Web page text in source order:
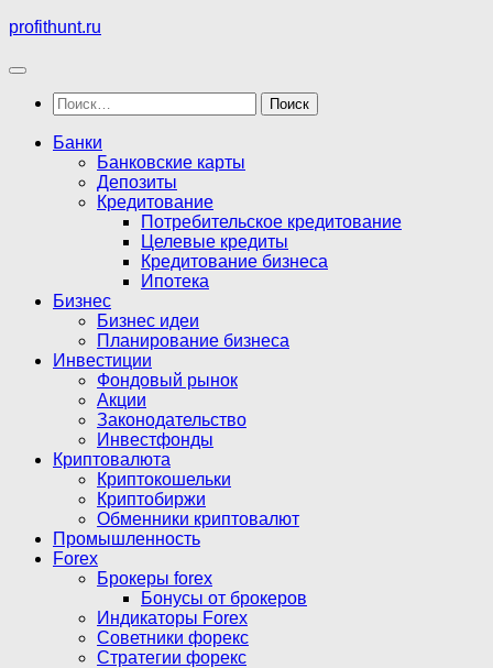
Перейти
содержимому
profithunt.ru
Найти:
Банки
Банковские карты
Депозиты
Кредитование
Потребительское кредитование
Целевые кредиты
Кредитование бизнеса
Ипотека
Бизнес
Бизнес идеи
Планирование бизнеса
Инвестиции
Фондовый рынок
Акции
Законодательство
Инвестфонды
Криптовалюта
Криптокошельки
Криптобиржи
Обменники криптовалют
Промышленность
Forex
Брокеры forex
Бонусы от брокеров
Индикаторы Forex
Советники форекс
Стратегии форекс